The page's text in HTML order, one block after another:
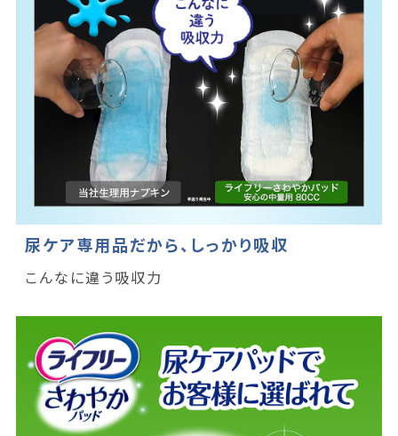
尿ケア専用品だから、しっかり吸収
こんなに違う吸収力